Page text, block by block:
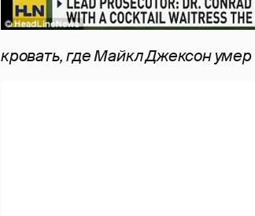
кровать, где Майкл Джексон